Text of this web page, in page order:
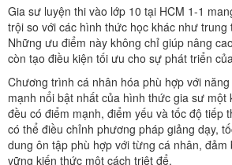
Gia sư luyện thi vào lớp 10 tại HCM 1-1
trội so với các hình thức học khác như trung
Những ưu điểm này không chỉ giúp nâng
còn tạo điều kiện tối ưu cho sự phát triển
Chương trình cá nhân hóa phù hợp với
mạnh nổi bật nhất của hình thức gia sư một
đều có điểm mạnh, điểm yếu và tốc độ tiếp
có thể điều chỉnh phương pháp giảng dạy,
dung ôn tập phù hợp với từng cá nhân, đảm
vững kiến thức một cách triệt để.